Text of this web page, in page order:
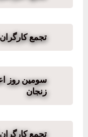
تجمع
سومین روز
زنجان
تجمع